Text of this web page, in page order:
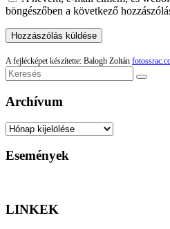
böngészőben a következő
A fejlécképet készítette: Balogh Zoltán
Keresés
Archívum
Archívum
Események
LINKEK